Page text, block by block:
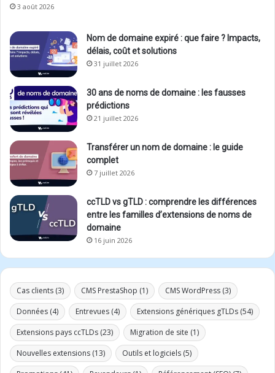
3 août 2026
Nom de domaine expiré : que faire ? Impacts,
délais, coût et solutions
31 juillet 2026
30 ans de noms de domaine : les fausses
prédictions
21 juillet 2026
Transférer un nom de domaine : le guide
complet
7 juillet 2026
ccTLD vs gTLD : comprendre les différences
entre les familles d’extensions de noms de
domaine
16 juin 2026
Cas clients (3) CMS PrestaShop (1) CMS WordPress (3)
Données (4) Entrevues (4) Extensions génériques gTLDs (54)
Extensions pays ccTLDs (23) Migration de site (1)
Nouvelles extensions (13) Outils et logiciels (5)